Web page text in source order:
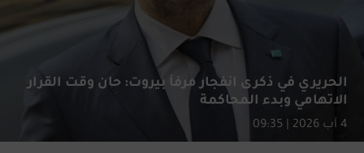
الحريري في ذكرى انفجار مرفأ بيروت: حان وقت القرار
الاتهامي وبدء المحاكمة
4 آب 2026 | 09:35